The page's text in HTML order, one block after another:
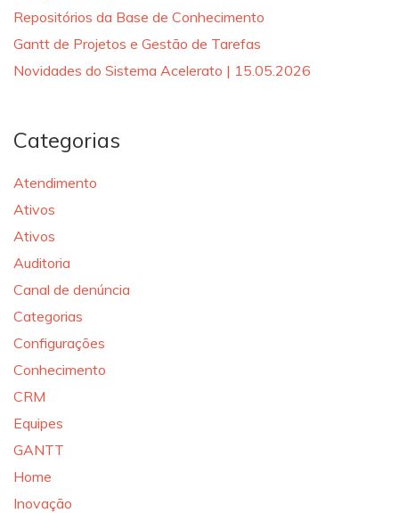
Repositórios da Base de Conhecimento
Gantt de Projetos e Gestão de Tarefas
Novidades do Sistema Acelerato | 15.05.2026
Categorias
Atendimento
Ativos
Ativos
Auditoria
Canal de denúncia
Categorias
Configurações
Conhecimento
CRM
Equipes
GANTT
Home
Inovação